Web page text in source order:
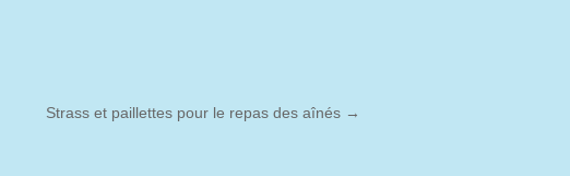
Strass et paillettes pour le repas des aînés →